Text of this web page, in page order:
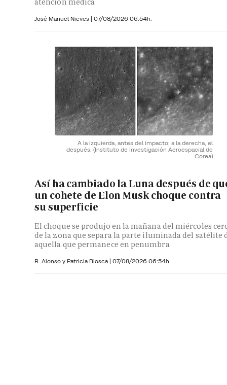
José Manuel Nieves | 07/08/2026 06:54h.
A la izquierda, antes del impacto; a la derecha, el
después. (Instituto de Investigación Aeroespacial de
Corea)
Así ha cambiado la Luna después de
un cohete de Elon Musk choque contra
su superficie
El choque se produjo en la mañana del miércoles
de la zona que separa la parte iluminada del satélite
aquella que permanece en penumbra
R. Alonso y Patricia Biosca | 07/08/2026 06:54h.